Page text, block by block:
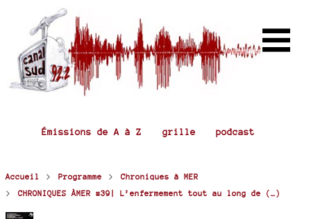
Émissions de A à Z grille podcast
Accueil > Programme > Chroniques à MER
> CHRONIQUES ÀMER #39| L’enfermement tout au long de (…)